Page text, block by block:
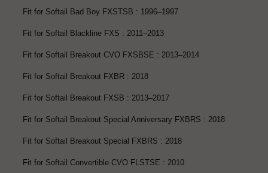
Fit for Softail Bad Boy FXSTSB : 1996–1997
Fit for Softail Blackline FXS : 2011–2013
Fit for Softail Breakout CVO FXSBSE : 2013–2014
Fit for Softail Breakout FXBR : 2018
Fit for Softail Breakout FXSB : 2013–2017
Fit for Softail Breakout Special Anniversary FXBRS : 2018
Fit for Softail Breakout Special FXBRS : 2018
Fit for Softail Convertible CVO FLSTSE : 2010